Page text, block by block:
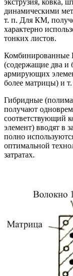
динамическими
т. п. Для КМ,
характерно
тонких листов.
Комбинированные
(содержащие два и
армирующих
более матрицы) и т.
Гибридные
получают
соответствующий
элемент) вводят в
полно
оптимальной
затратах.